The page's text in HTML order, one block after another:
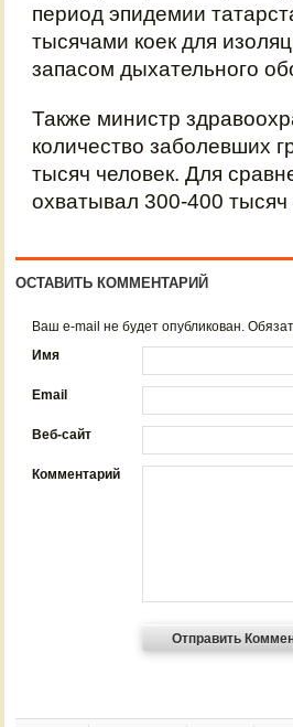
период эпидемии
тысячами коек для
запасом дыхательного
Также министр
количество заболевших
тысяч человек. Для
охватывал 300-400 тысяч
ОСТАВИТЬ КОММЕНТАРИЙ
Ваш e-mail не будет опубликован.
Имя
Email
Веб-сайт
Комментарий